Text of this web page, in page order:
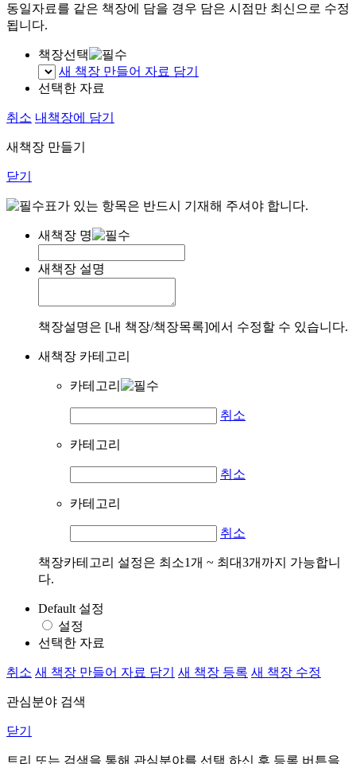
동일자료를 같은 책장에 담을 경우 담은 시점만 최신으로 수정
됩니다.
책장선택
새 책장 만들어 자료 담기
선택한 자료
취소 내책장에 담기
새책장 만들기
닫기
표가 있는 항목은 반드시 기재해 주셔야 합니다.
새책장 명
새책장 설명
책장설명은 [내 책장/책장목록]에서 수정할 수 있습니다.
새책장 카테고리
카테고리
취소
카테고리
취소
카테고리
취소
책장카테고리 설정은 최소1개 ~ 최대3개까지 가능합니
다.
Default 설정
설정
선택한 자료
취소 새 책장 만들어 자료 담기 새 책장 등록 새 책장 수정
관심분야 검색
닫기
트리 또는 검색을 통해 관심분야를 선택 하신 후 등록 버튼을